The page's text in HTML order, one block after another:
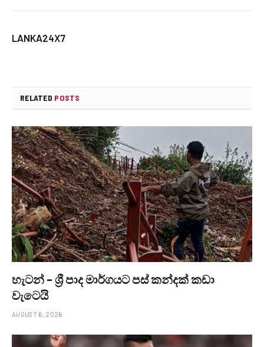
LANKA24X7
RELATED POSTS
හැටන් – ශ්‍රී පාද මාර්ගයට පස් කන්දක් කඩා
වැටෙයි
AUGUST 6, 2026